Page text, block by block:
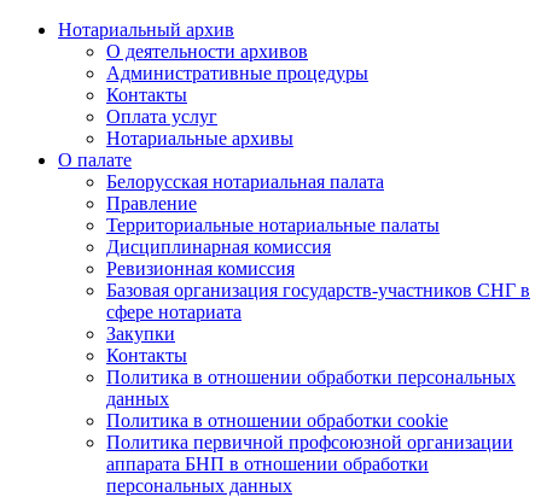
Нотариальный архив
О деятельности архивов
Административные процедуры
Контакты
Оплата услуг
Нотариальные архивы
О палате
Белорусская нотариальная палата
Правление
Территориальные нотариальные палаты
Дисциплинарная комиссия
Ревизионная комиссия
Базовая организация государств-участников СНГ в
сфере нотариата
Закупки
Контакты
Политика в отношении обработки персональных
данных
Политика в отношении обработки cookie
Политика первичной профсоюзной организации
аппарата БНП в отношении обработки
персональных данных